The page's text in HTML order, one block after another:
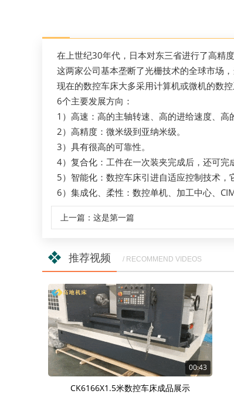
在上世纪30年代，日本对东三省进行了高精
这两家公司基本垄断了光栅技术的全球市场
现在的数控车床大多采用计算机或微机的数
6个主要发展方向：
1）高速：高的主轴转速、高的进给速度、高
2）高精度：微米级到亚纳米级。
3）具有很高的可靠性。
4）复合化：工件在一次装夹完成后，还可完
5）智能化：数控车床引进自适应控制技术
6）集成化、柔性：数控单机、加工中心、
上一篇：这是第一篇
推荐视频 / RECOMMEND VIDEOS
00:43
CK6166X1.5米数控车床成品展示